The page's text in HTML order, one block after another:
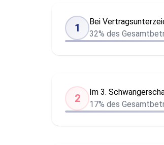
1
Bei
32% des
2
Im 3.
17% des